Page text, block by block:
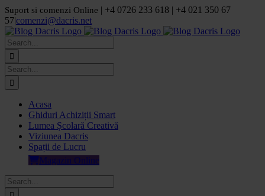
Skip
to
content
Suport si comenzi Online | +4 0726 233 618 | +4 021 350 67
57|comenzi@dacris.net
Facebook
LinkedIn
YouTube
Pinterest
Search
for:
Search
for:
Acasa
Ghiduri Achiziții Smart
Lumea Școlară Creativă
Viziunea Dacris
Spații de Lucru
Magazin Online
Search
for: